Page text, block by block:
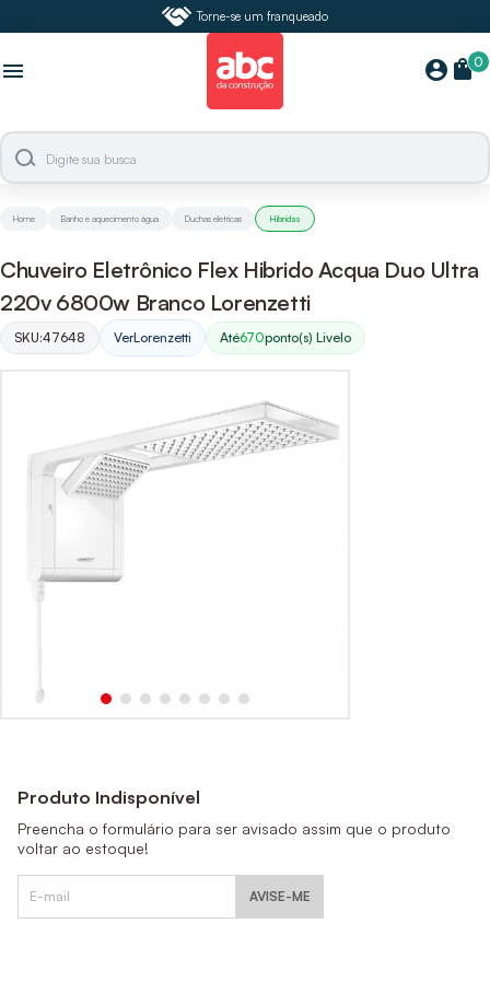
Torne-se um franqueado
menu account_circle 0
shopping_bag
Home Banho e aquecimento água Duchas eletricas Hibridas
Chuveiro Eletrônico Flex Hibrido Acqua Duo Ultra
220v 6800w Branco Lorenzetti
SKU:47648 VerLorenzetti Até670ponto(s) Livelo
Produto Indisponível
Preencha o formulário para ser avisado assim que o produto
voltar ao estoque!
AVISE-ME